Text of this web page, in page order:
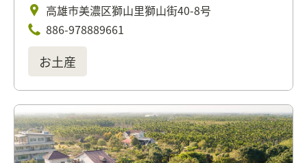
高雄市美濃区獅山里獅山街40-8号
886-978889661
お土産